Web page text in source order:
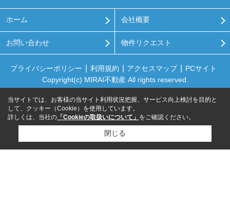
ホーム 会社概要
お問い合わせ 物件リクエスト
プライバシーポリシー 利用規約 アクセスマップ
PCサイト
Copyright(c) MIRAI不動産 All rights reserved.
当サイトでは、お客様の当サイト利用状況把握、サービス向上検討を目的と
して、クッキー（Cookie）を使用しています。
詳しくは、当社の 「Cookieの取扱いについて」 をご確認ください。
閉じる